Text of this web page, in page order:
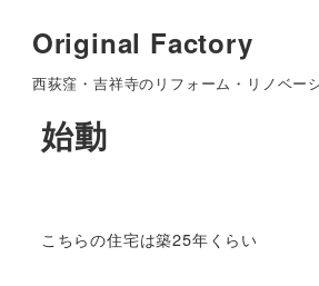
Original Factory
西荻窪・吉祥寺のリフォーム・リノベー
木製バルコニー
始動
こちらの住宅は築25年くらい